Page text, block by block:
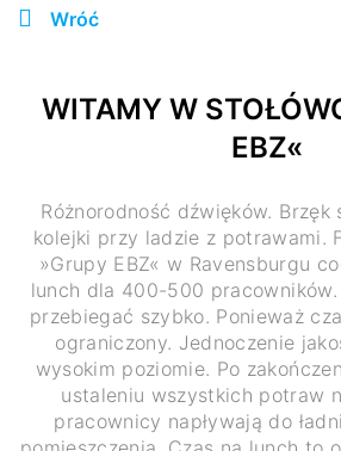
Wróć
WITAMY W
EBZ«
Różnorodność dźwięków. Brzęk
kolejki przy ladzie z potrawami.
»Grupy EBZ« w Ravensburgu
lunch dla 400-500
przebiegać szybko. Ponieważ
ograniczony. Jednoczenie
wysokim poziomie. Po
ustaleniu wszystkich potraw
pracownicy napływają do